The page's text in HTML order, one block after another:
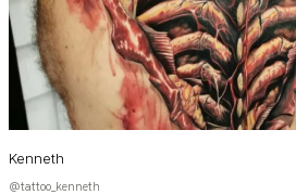
Kenneth
@tattoo_kenneth